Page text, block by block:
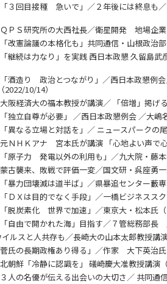
３回目接種 急いで」／２年後には終息も
ＰＳ研究所の大西社長／衛星開発 地場企
改憲論議の本格化も」共同通信・山根政治
継続は力なり」を実践 西日本政懇 久留島
酒造り 政治とつながり」／西日本政懇例会
10/14）
阪経済大の福本教授が講演／ 「倍増」掲
独立自尊が必要」 ／西日本政懇例会 ／大嶋
異なる立場と対話を」／ ニュースパークの
ＮＨＫアナ 宮本氏が講演 「心地よい声で
原子力 発電以外の利用も」／九大院・藤
古襲来、敗戦で評価一変／国文研・呉座勇
暴力団壊滅は道半ば」／県暴追センター藪
ＤＸは目的でなく手段」／一橋ビジネスス
脱炭素化 世界で加速」／東京大・松本氏
自由で開かれた海」目指す／７管総務部長
ルスと人共存も／長崎大の山本太郎教授講
氏の長期政権あり得る」／作家 大下英治
朝鮮「冷静に認識を」 礒崎慶大准教授講演
人の名優が伝える出会いの大切さ／ 共同通